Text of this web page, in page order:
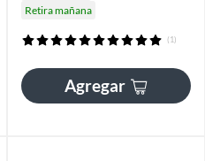
Retira mañana
(1)
Agregar